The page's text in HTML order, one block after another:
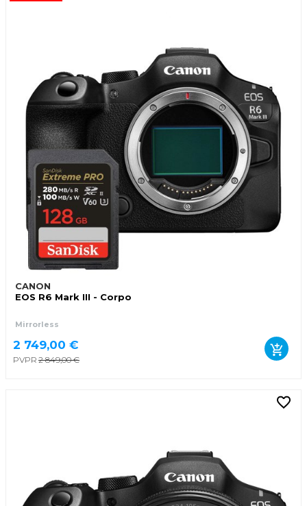
CANON
EOS R6 Mark III - Corpo
Mirrorless
2 749,00 €
PVPR 2 849,00 €